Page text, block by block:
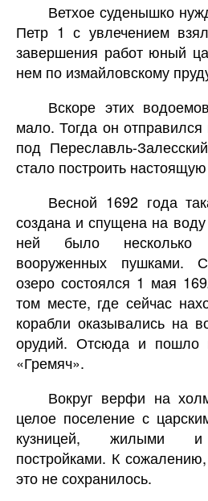
Ветхое суденышко
Петр 1 с увлечением
завершения работ юный
нем по измайловскому
Вскоре этих
мало. Тогда он
под Переславль-
стало построить
Весной 1692 года
создана и спущена на
ней было несколько
вооруженных пушками.
озеро состоялся 1 мая
том месте, где сейчас
корабли оказывались на
орудий. Отсюда и пошло
«Гремяч».
Вокруг верфи на
целое поселение с
кузницей, жилыми и
постройками. К
это не сохранилось.